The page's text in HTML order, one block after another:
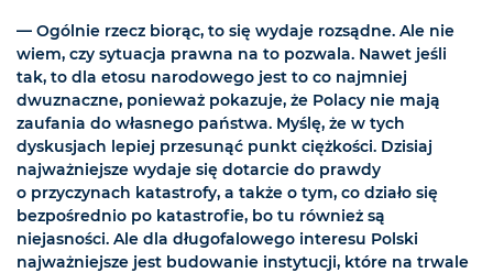
— Ogólnie rzecz biorąc, to się wydaje rozsądne. Ale nie
wiem, czy sytuacja prawna na to pozwala. Nawet jeśli
tak, to dla etosu narodowego jest to co najmniej
dwuznaczne, ponieważ pokazuje, że Polacy nie mają
zaufania do własnego państwa. Myślę, że w tych
dyskusjach lepiej przesunąć punkt ciężkości. Dzisiaj
najważniejsze wydaje się dotarcie do prawdy
o przyczynach katastrofy, a także o tym, co działo się
bezpośrednio po katastrofie, bo tu również są
niejasności. Ale dla długofalowego interesu Polski
najważniejsze jest budowanie instytucji, które na trwale